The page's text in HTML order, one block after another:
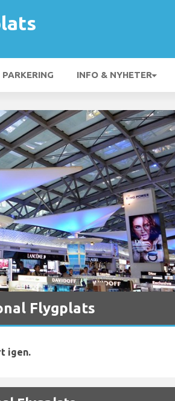
PARKERING INFO & NYHETER
Flygplats
igen.